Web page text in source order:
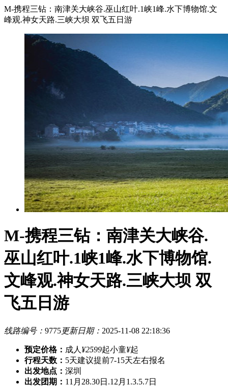
M-携程三钻：南津关大峡谷.巫山红叶.1峡1峰.水下博物馆.文
峰观.神女天路.三峡大坝 双飞五日游
M-携程三钻：南津关大峡谷.
巫山红叶.1峡1峰.水下博物馆.
文峰观.神女天路.三峡大坝 双
飞五日游
线路编号： 9775更新日期： 2025-11-08 22:18:36
预定价格： 成人 ¥2599起小童¥起
行程天数： 5天建议提前7-15天左右报名
出发地点： 深圳
出发团期： 11月28.30日.12月1.3.5.7日